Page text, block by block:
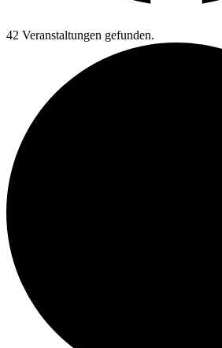
42 Veranstaltungen gefunden.